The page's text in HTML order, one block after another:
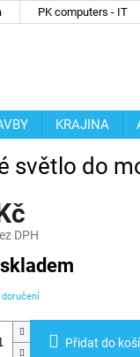
PK computers - IT
KRAJINA
světlo do
DPH
Přidat do